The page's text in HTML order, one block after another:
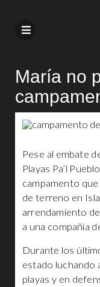
María no
Pese al embate
Playas Pa’l
campamento
de terreno en
arrendamiento
a una compañía
Durante los
estado luchando
playas y en